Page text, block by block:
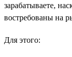
зарабатываете,
востребованы на
Для этого: